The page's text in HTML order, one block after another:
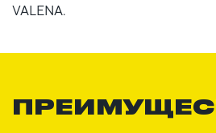
VALENA.